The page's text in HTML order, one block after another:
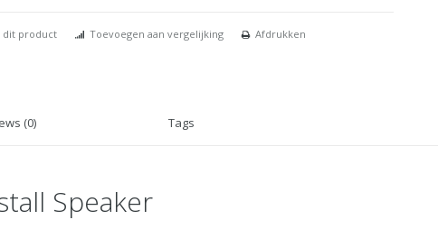
dit product Toevoegen aan vergelijking Afdrukken
(0) Tags
Speaker